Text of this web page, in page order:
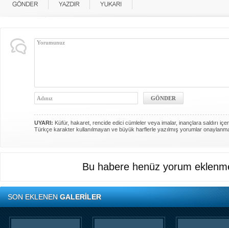
UYARI: Küfür, hakaret, rencide edici cümleler veya imalar, inançlara saldırı
Türkçe karakter kullanılmayan ve büyük harflerle yazılmış yorumlar
Bu habere henüz yorum
SON EKLENENGALERİLER